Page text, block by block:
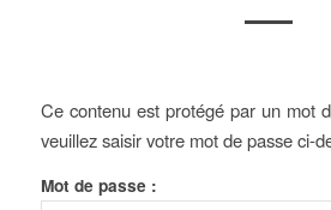
Ce contenu est protégé par un mot
veuillez saisir votre mot de passe ci-
Mot de passe :